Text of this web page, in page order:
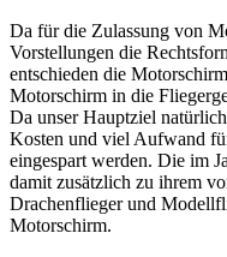
Da für die Zulassung von
Vorstellungen die
entschieden die
Motorschirm in die
Da unser Hauptziel
Kosten und viel Aufwand
eingespart werden. Die im
damit zusätzlich zu ihrem
Drachenflieger und
Motorschirm.